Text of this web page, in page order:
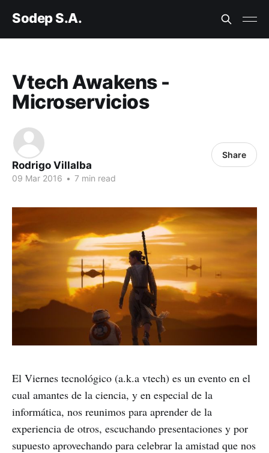
Sodep S.A.
Vtech Awakens -
Microservicios
Rodrigo Villalba
09 Mar 2016 • 7 min read
Share
El Viernes tecnológico (a.k.a vtech) es un evento en el
cual amantes de la ciencia, y en especial de la
informática, nos reunimos para aprender de la
experiencia de otros, escuchando presentaciones y por
supuesto aprovechando para celebrar la amistad que nos